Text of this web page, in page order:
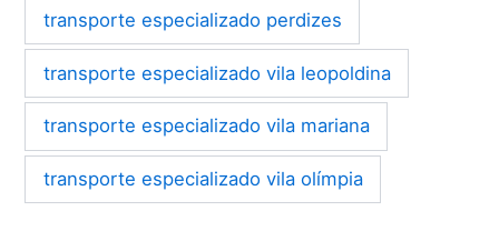
transporte especializado perdizes
transporte especializado vila leopoldina
transporte especializado vila mariana
transporte especializado vila olímpia